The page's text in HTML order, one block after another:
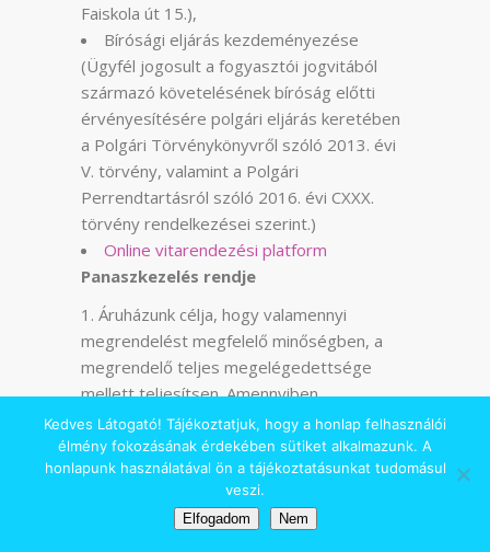
Faiskola út 15.),
Bírósági eljárás kezdeményezése
(Ügyfél jogosult a fogyasztói jogvitából
származó követelésének bíróság előtti
érvényesítésére polgári eljárás keretében
a Polgári Törvénykönyvről szóló 2013. évi
V. törvény, valamint a Polgári
Perrendtartásról szóló 2016. évi CXXX.
törvény rendelkezései szerint.)
Online vitarendezési platform
Panaszkezelés rendje
Áruházunk célja, hogy valamennyi
megrendelést megfelelő minőségben, a
megrendelő teljes megelégedettsége
mellett teljesítsen. Amennyiben
Felhasználónak mégis valamilyen panasza
van a szerződéssel vagy annak
teljesítésével kapcsolatban, úgy panaszát a
fenti telefonon, e-mail címen, vagy levél
útján is közölheti.A fogyasztó az elállítási
Kedves Látogató! Tájékoztatjuk, hogy a honlap felhasználói
élmény fokozásának érdekében sütiket alkalmazunk. A
honlapunk használatával ön a tájékoztatásunkat tudomásul
veszi.
Elfogadom Nem